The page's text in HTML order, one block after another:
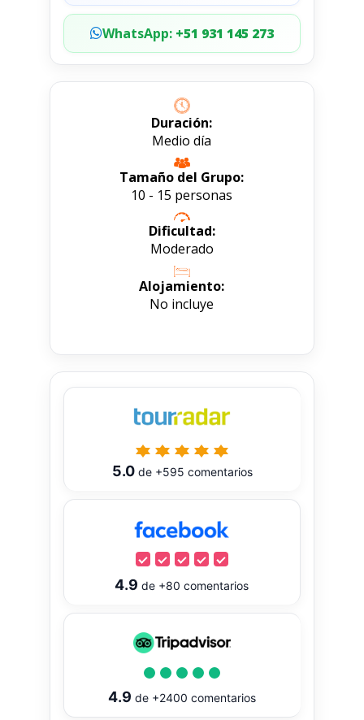
WhatsApp:+51 931 145 273
Duración:
Medio día
Tamaño del Grupo:
10 - 15 personas
Dificultad:
Moderado
Alojamiento:
No incluye
5.0de +595 comentarios
4.9 de +80 comentarios
4.9 de +2400 comentarios